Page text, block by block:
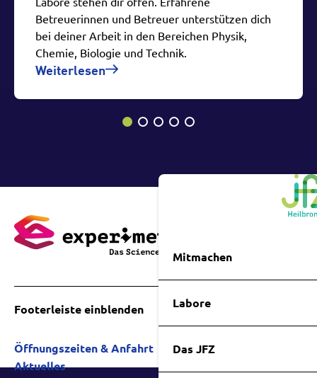
Mitmachen
Labore
Das JFZ
Betreuerinnen und Betreuer unterstützen dich
bei deiner Arbeit in den Bereichen Physik,
Chemie, Biologie und Technik.
Weiterlesen
Footerleiste einblenden
Öffnungszeiten & Anfahrt
Aktuelles